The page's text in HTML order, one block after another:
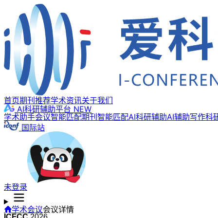
首页期刊推荐学术资讯关于我们
AI科研辅助平台 NEW
学术助手会议智能匹配期刊智能匹配AI科研辅助AI辅助写作科
国际站
未登录
学术会议会议详情